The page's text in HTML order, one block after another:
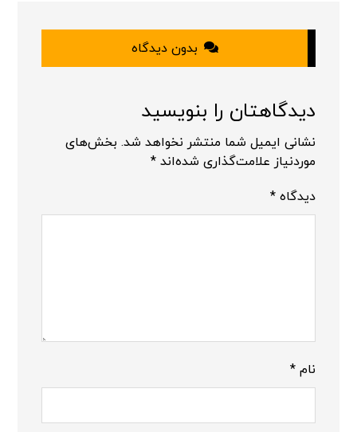
بدون دیدگاه
دیدگاهتان را بنویسید
نشانی ایمیل شما منتشر نخواهد شد. بخش‌های
موردنیاز علامت‌گذاری شده‌اند*
دیدگاه*
نام*